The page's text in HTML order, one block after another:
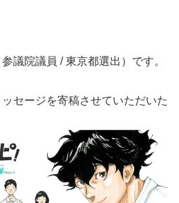
議院議員 / 東京都選出）です。
セージを寄稿させていただいた